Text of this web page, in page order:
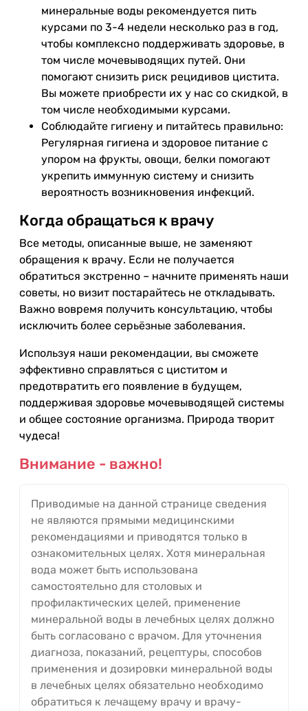
минеральные воды рекомендуется пить
курсами по 3-4 недели несколько раз в год,
чтобы комплексно поддерживать здоровье, в
том числе мочевыводящих путей. Они
помогают снизить риск рецидивов цистита.
Вы можете приобрести их у нас со скидкой, в
том числе необходимыми курсами.
Соблюдайте гигиену и питайтесь правильно:
Регулярная гигиена и здоровое питание с
упором на фрукты, овощи, белки помогают
укрепить иммунную систему и снизить
вероятность возникновения инфекций.
Когда обращаться к врачу
Все методы, описанные выше, не заменяют
обращения к врачу. Если не получается
обратиться экстренно – начните применять наши
советы, но визит постарайтесь не откладывать.
Важно вовремя получить консультацию, чтобы
исключить более серьёзные заболевания.
Используя наши рекомендации, вы сможете
эффективно справляться с циститом и
предотвратить его появление в будущем,
поддерживая здоровье мочевыводящей системы
и общее состояние организма. Природа творит
чудеса!
Внимание - важно!
Приводимые на данной странице сведения
не являются прямыми медицинскими
рекомендациями и приводятся только в
ознакомительных целях. Хотя минеральная
вода может быть использована
самостоятельно для столовых и
профилактических целей, применение
минеральной воды в лечебных целях должно
быть согласовано с врачом. Для уточнения
диагноза, показаний, рецептуры, способов
применения и дозировки минеральной воды
в лечебных целях обязательно необходимо
обратиться к лечащему врачу и врачу-